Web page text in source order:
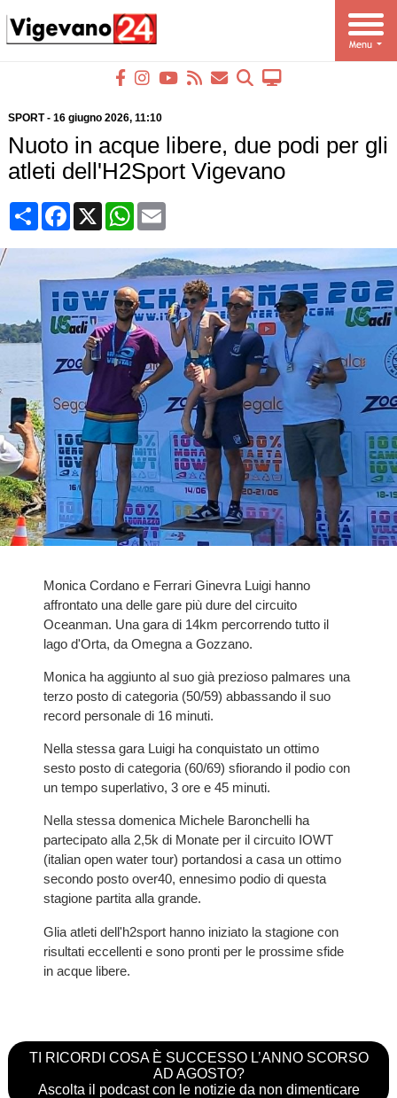
SPORT- 16 giugno 2026, 11:10
Nuoto in acque libere, due podi per gli
atleti dell'H2Sport Vigevano
CondividiFacebook
X WhatsApp
Email
Monica Cordano e Ferrari Ginevra Luigi hanno
affrontato una delle gare più dure del circuito
Oceanman. Una gara di 14km percorrendo tutto il
lago d'Orta, da Omegna a Gozzano.
Monica ha aggiunto al suo già prezioso palmares una
terzo posto di categoria (50/59) abbassando il suo
record personale di 16 minuti.
Nella stessa gara Luigi ha conquistato un ottimo
sesto posto di categoria (60/69) sfiorando il podio con
un tempo superlativo, 3 ore e 45 minuti.
Nella stessa domenica Michele Baronchelli ha
partecipato alla 2,5k di Monate per il circuito IOWT
(italian open water tour) portandosi a casa un ottimo
secondo posto over40, ennesimo podio di questa
stagione partita alla grande.
Glia atleti dell'h2sport hanno iniziato la stagione con
risultati eccellenti e sono pronti per le prossime sfide
in acque libere.
TI RICORDI COSA È SUCCESSO L’ANNO SCORSO
AD AGOSTO?
Ascolta il podcast con le notizie da non dimenticare